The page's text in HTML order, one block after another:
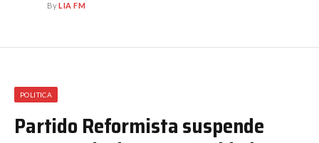
ByLIA FM
POLITICA
Partido Reformista suspende